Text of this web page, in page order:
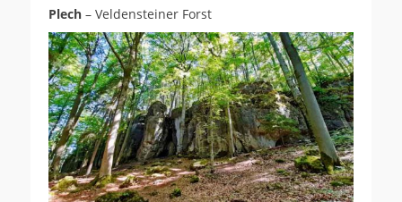
Plech – Veldensteiner Forst